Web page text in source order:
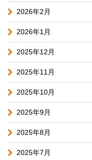
2026年2月
2026年1月
2025年12月
2025年11月
2025年10月
2025年9月
2025年8月
2025年7月